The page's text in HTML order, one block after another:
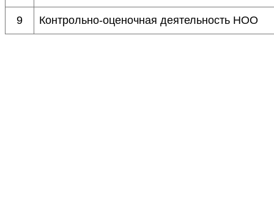
9 Контрольно-оценочная деятельность НОО